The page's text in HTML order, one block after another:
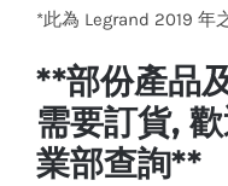
*此為 Legrand 2019 年
**部份產品
需要訂貨,
業部查詢**